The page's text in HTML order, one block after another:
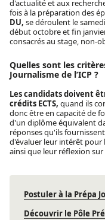
d'actualité et aux
fois à la préparation des
DU, se déroulent le
début octobre et fin
consacrés au stage, non-
Quelles sont les
Journalisme de l’ICP ?
Les candidats doivent
crédits ECTS, quand ils
donc être en capacité de
d'un diplôme équivalent
réponses qu'ils
d'évaluer leur intérêt pour
ainsi que leur réflexion
Postuler à la Prépa
Découvrir le Pôle